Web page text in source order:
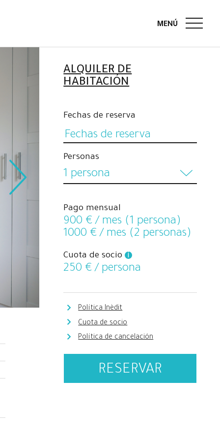
ALQUILER DE
HABITACIÓN
Fechas de reserva
Personas
1 persona
2 personas
Pago mensual
900 € / mes (1 persona)
1000 € / mes (2 personas)
Cuota de socio i
250 € / persona
Política Inèdit
Cuota de socio
Política de cancelación
RESERVAR